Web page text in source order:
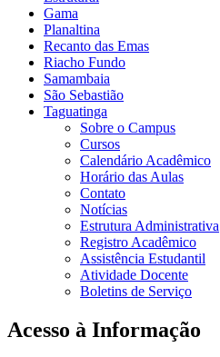
Gama
Planaltina
Recanto das Emas
Riacho Fundo
Samambaia
São Sebastião
Taguatinga
Sobre o Campus
Cursos
Calendário Acadêmico
Horário das Aulas
Contato
Notícias
Estrutura Administrativa
Registro Acadêmico
Assistência Estudantil
Atividade Docente
Boletins de Serviço
Acesso à Informação